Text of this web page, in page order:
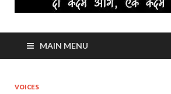
MAIN MENU
VOICES